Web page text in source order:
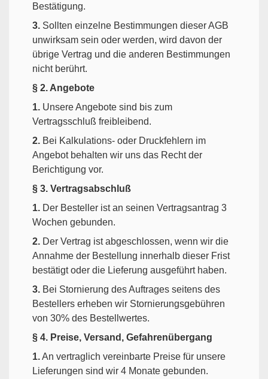
Bestätigung.
3. Sollten einzelne Bestimmungen dieser AGB
unwirksam sein oder werden, wird davon der
übrige Vertrag und die anderen Bestimmungen
nicht berührt.
§ 2. Angebote
1. Unsere Angebote sind bis zum
Vertragsschluß freibleibend.
2. Bei Kalkulations- oder Druckfehlern im
Angebot behalten wir uns das Recht der
Berichtigung vor.
§ 3. Vertragsabschluß
1. Der Besteller ist an seinen Vertragsantrag 3
Wochen gebunden.
2. Der Vertrag ist abgeschlossen, wenn wir die
Annahme der Bestellung innerhalb dieser Frist
bestätigt oder die Lieferung ausgeführt haben.
3. Bei Stornierung des Auftrages seitens des
Bestellers erheben wir Stornierungsgebühren
von 30% des Bestellwertes.
§ 4. Preise, Versand, Gefahrenübergang
1.An vertraglich vereinbarte Preise für unsere
Lieferungen sind wir 4 Monate gebunden.